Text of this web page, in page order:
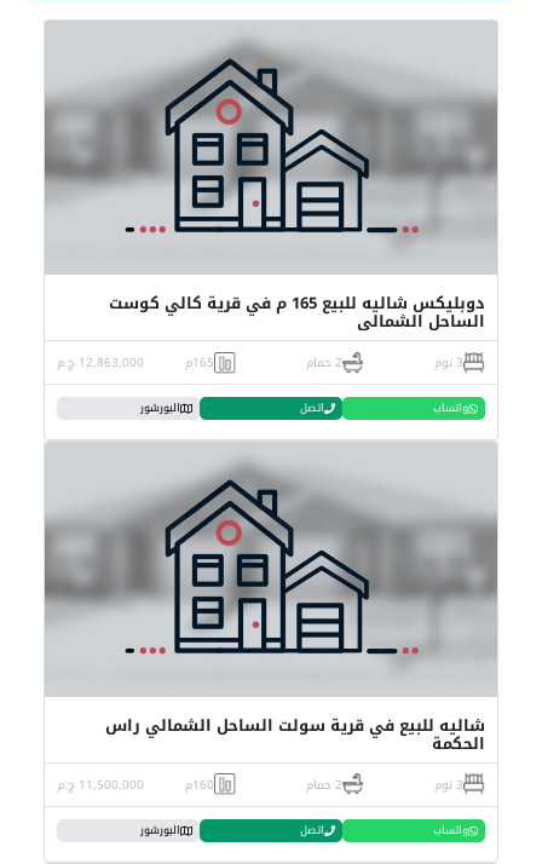
دوبليكس شاليه للبيع 165 م في قرية كالي كوست
الساحل الشمالي
3 نوم 2 حمام 165م 12,863,000 ج.م
واتساب اتصل البورشور
شاليه للبيع في قرية سولت الساحل الشمالي راس
الحكمة
3 نوم 2 حمام 160م 11,500,000 ج.م
واتساب اتصل البورشور